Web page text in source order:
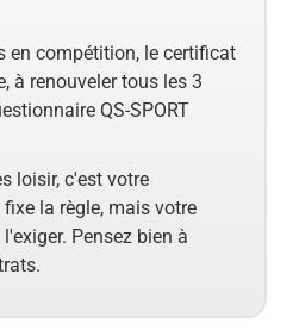
en compétition, le certificat
à renouveler tous les 3
QS-SPORT
loisir, c'est votre
la règle, mais votre
Pensez bien à